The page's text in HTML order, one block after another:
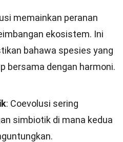
memainkan peranan
ekosistem. Ini
bahawa spesies yang
bersama dengan harmoni.
: Coevolusi sering
simbiotik di mana kedua